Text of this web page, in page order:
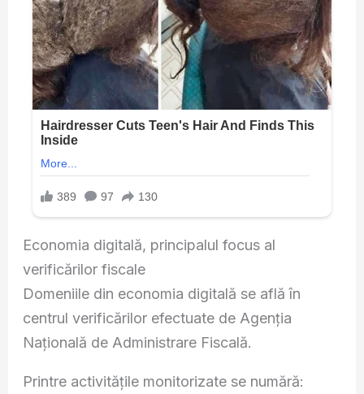
Economia digitală, principalul focus al
verificărilor fiscale
Domeniile din economia digitală se află în
centrul verificărilor efectuate de Agenția
Națională de Administrare Fiscală.
Printre activitățile monitorizate se numără: